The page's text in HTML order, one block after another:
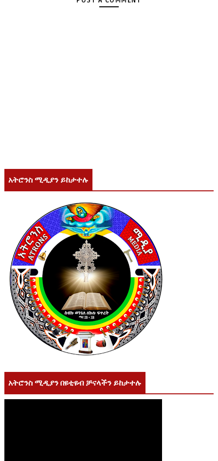
አትሮንስ ሚዲያን ይከታተሉ
አትሮንስ ሚዲያን በዩቲዩብ ቻናላችን ይከታተሉ